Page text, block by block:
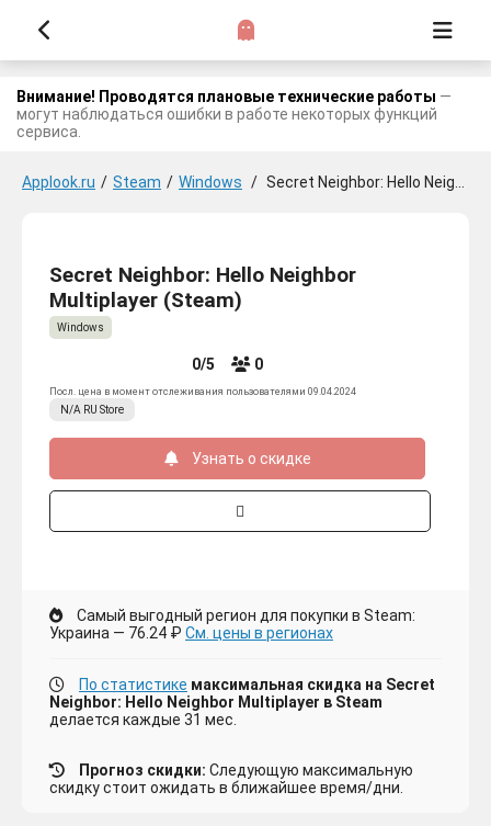
Внимание! Проводятся плановые технические работы —
могут наблюдаться ошибки в работе некоторых функций
сервиса.
Applook.ru / Steam / Windows / Secret Neighbor: Hello Neighbor Multiplayer
Secret Neighbor: Hello Neighbor
Multiplayer (Steam)
Windows
0/5 0
Посл. цена в момент отслеживания пользователями 09.04.2024
N/A RU Store
Узнать о скидке
Самый выгодный регион для покупки в Steam:
Украина — 76.24 ₽ См. цены в регионах
По статистике максимальная скидка на Secret
Neighbor: Hello Neighbor Multiplayer в Steam
делается каждые 31 мес.
Прогноз скидки: Следующую максимальную
скидку стоит ожидать в ближайшее время/дни.